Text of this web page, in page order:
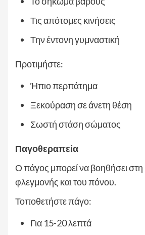
Τις απότομες κινήσεις
Την έντονη γυμναστική
Προτιμήστε:
Ήπιο περπάτημα
Ξεκούραση σε άνετη θέση
Σωστή στάση σώματος
Παγοθεραπεία
Ο πάγος μπορεί να βοηθήσει στη
φλεγμονής και του πόνου.
Τοποθετήστε πάγο:
Για 15-20 λεπτά